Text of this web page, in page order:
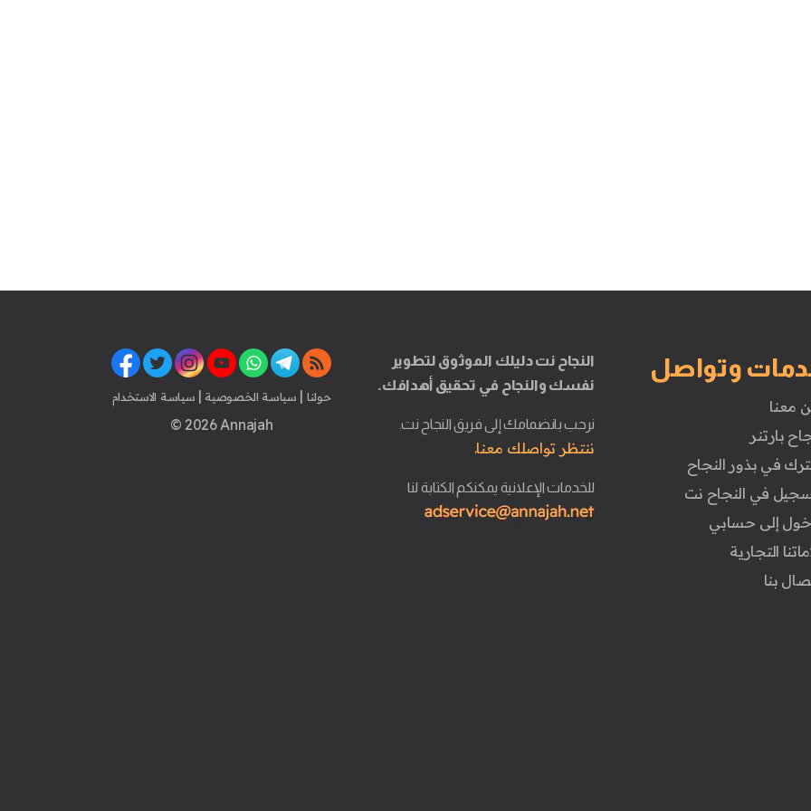
وتواصل
معنا
بارتنر
في بذور النجاح
في النجاح نت
إلى حسابي
التجارية
بنا
النجاح نت دليلك الموثوق لتطوير
نفسك والنجاح في تحقيق أهدافك.
نرحب بانضمامك إلى فريق النجاح نت.
ننتظر تواصلك معنا.
للخدمات الإعلانية يمكنكم الكتابة لنا
حولنا | سياسة الخصوصية | سياسة الاستخدام
© 2026 Annajah